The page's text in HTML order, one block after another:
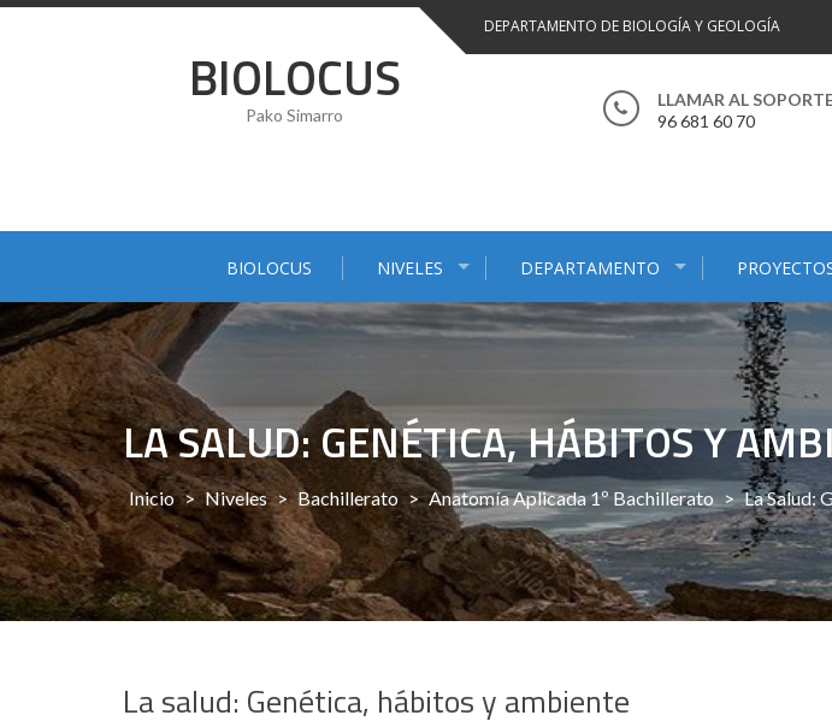
Saltar
DEPARTAMENTO DE BIOLOGÍA Y GEOLOGÍA
BIOLOCUS
Pako Simarro
LLAMAR AL
96 681 60 70
BIOLOCUS NIVELES DEPARTAMENTO
LA SALUD: GENÉTICA, HÁBITOS Y
Inicio > Niveles > Bachillerato > Anatomía Aplicada 1º Bachillerato > La Salud:
La salud: Genética, hábitos y ambiente